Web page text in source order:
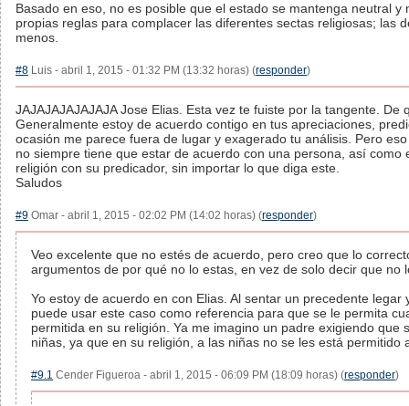
Basado en eso, no es posible que el estado se mantenga neutral y
propias reglas para complacer las diferentes sectas religiosas; las
menos.
#8 Luis - abril 1, 2015 - 01:32 PM (13:32 horas) (responder)
JAJAJAJAJAJAJA Jose Elias. Esta vez te fuiste por la tangente. De
Generalmente estoy de acuerdo contigo en tus apreciaciones,
ocasión me parece fuera de lugar y exagerado tu análisis. Pero
no siempre tiene que estar de acuerdo con una persona, así como
religión con su predicador, sin importar lo que diga este.
Saludos
#9 Omar - abril 1, 2015 - 02:02 PM (14:02 horas) (responder)
Veo excelente que no estés de acuerdo, pero creo que lo
argumentos de por qué no lo estas, en vez de solo decir que no
Yo estoy de acuerdo en con Elias. Al sentar un precedente
puede usar este caso como referencia para que se le permita
permitida en su religión. Ya me imagino un padre exigiendo que
niñas, ya que en su religión, a las niñas no se les está permitido
#9.1 Cender Figueroa - abril 1, 2015 - 06:09 PM (18:09 horas) (responder)